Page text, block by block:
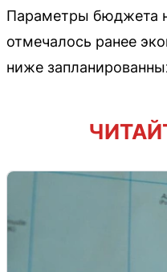
Параметры бюджета
отмечалось ранее
ниже